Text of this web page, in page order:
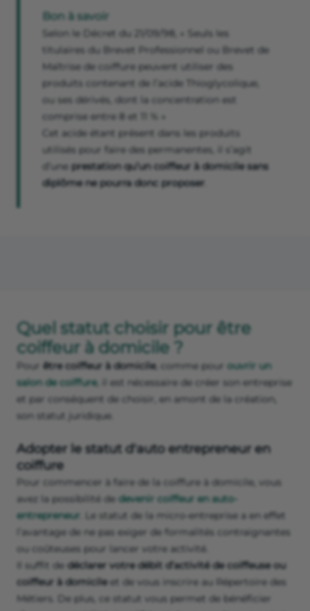
Bon à savoir
Selon le Décret du 21/09/98, « Seuls les
titulaires du Brevet Professionnel ou Brevet de
Maîtrise de coiffure peuvent utiliser des
produits contenant de l’acide Thioglycolique,
ou ses dérivés, dont la concentration est
comprise entre 8 et 11 % »
Cet acide étant présent dans les produits
utilisés pour faire des permanentes, il s’agit
d’une prestation qu’un coiffeur à domicile sans
diplôme ne pourra donc proposer
Quel statut choisir pour être
coiffeur à domicile ?
Pour être coiffeur à domicile, comme pour ouvrir un
salon de coiffure, il est nécessaire de créer son entreprise
et par conséquent de choisir, en amont de la création,
son statut juridique.
Adopter le statut d'auto entrepreneur en
coiffure
Pour commencer à faire de la coiffure à domicile, vous
avez la possibilité de devenir coiffeur en auto-
entrepreneur . Le statut de la micro-entreprise a en effet
l’avantage de ne pas exiger de formalités contraignantes
ou coûteuses pour lancer votre activité.
Il suffit de déclarer votre débit d’activité de coiffeuse ou
coiffeur à domicileet de vous inscrire au Répertoire des
Métiers. De plus, ce statut vous permet de bénéficier